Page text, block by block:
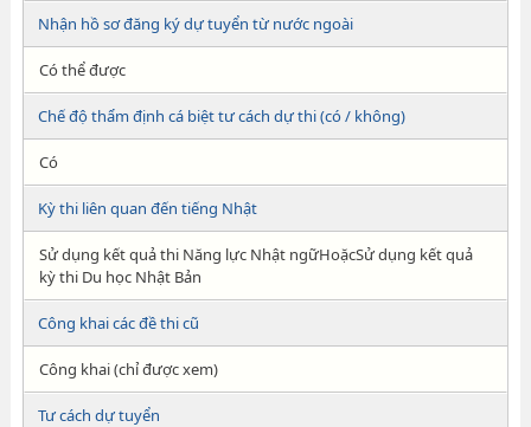
Nhận hồ sơ đăng ký dự tuyển từ nước ngoài
Có thể được
Chế độ thẩm định cá biệt tư cách dự thi (có / không)
Có
Kỳ thi liên quan đến tiếng Nhật
Sử dụng kết quả thi Năng lực Nhật ngữHoặcSử dụng kết quả
kỳ thi Du học Nhật Bản
Công khai các đề thi cũ
Công khai (chỉ được xem)
Tư cách dự tuyển